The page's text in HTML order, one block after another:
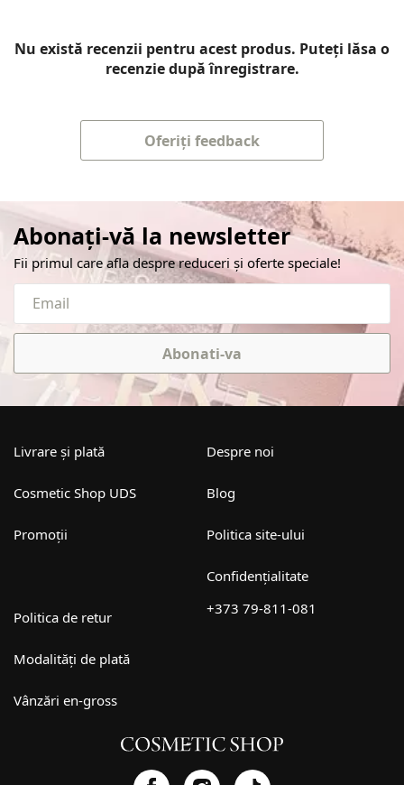
Nu există recenzii pentru acest produs. Puteți lăsa o
recenzie după înregistrare.
Oferiți feedback
Abonați-vă la newsletter
Fii primul care afla despre reduceri și oferte speciale!
Abonati-va
Livrare și plată
Cosmetic Shop UDS
Promoții
Despre noi
Blog
Politica site-ului
Confidențialitate
Politica de retur
Modalități de plată
Vânzări en-gross
+373 79-811-081